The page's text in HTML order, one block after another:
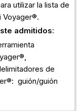
utilizar la lista de
Voyager®.
admitidos:
de
guión/guión